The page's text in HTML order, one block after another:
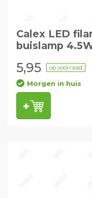
Calex LED
buislamp
5,95 op voorraad
Morgen in huis